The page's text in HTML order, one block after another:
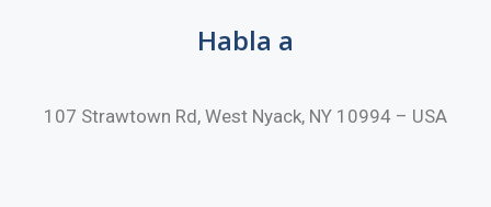
Habla a
107 Strawtown Rd, West Nyack, NY 10994 – USA